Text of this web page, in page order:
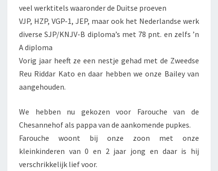
veel werktitels waaronder de Duitse proeven
VJP, HZP, VGP-1, JEP, maar ook het Nederlandse werk
diverse SJP/KNJV-B diploma’s met 78 pnt. en zelfs ’n
A diploma
Vorig jaar heeft ze een nestje gehad met de Zweedse
Reu Riddar Kato en daar hebben we onze Bailey van
aangehouden.
We hebben nu gekozen voor Farouche van de
Chesannehof als pappa van de aankomende pupkes.
Farouche woont bij onze zoon met onze
kleinkinderen van 0 en 2 jaar jong en daar is hij
verschrikkelijk lief voor.